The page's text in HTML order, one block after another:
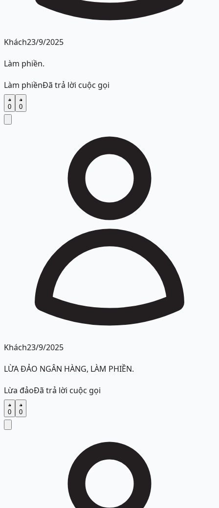
Khách23/9/2025
Làm phiền.
Làm phiềnĐã trả lời cuộc gọi
0 0
Khách23/9/2025
LỪA ĐẢO NGÂN HÀNG, LÀM PHIỀN.
Lừa đảoĐã trả lời cuộc gọi
0 0